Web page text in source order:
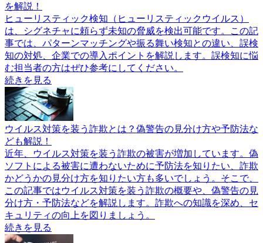
を解説！
ヒューリスティック検知（ヒューリスティックウイルス）
は、シグネチャに頼らず未知の脅威を検出可能です。この記
事では、パターンマッチングや振る舞い検知との違い、誤検
知の対処、企業での導入ポイントを解説します。誤検知に悩
む担当者の方はぜひ参考にしてください。
続きを見る
ウイルス対策を装う詐欺とは？偽警告の見分け方や予防法な
ども解説！
近年、ウイルス対策を装う詐欺の被害が増加しています。偽
ソフトによる被害に遭わないために予防法を知りたい、詐欺
かどうかの見分け方を知りたい方も多いでしょう。そこで、
この記事ではウイルス対策を装う詐欺の概要や、偽警告の見
分け方・予防法などを解説します。詐欺への知識を深め、セ
キュリティの向上を図りましょう。
続きを見る